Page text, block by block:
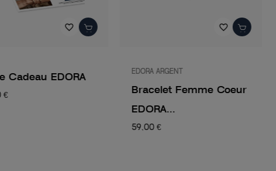
favorite_border
Cadeau EDORA
€
favorite_border
EDORA ARGENT
Bracelet Femme Coeur
EDORA...
59,00 €